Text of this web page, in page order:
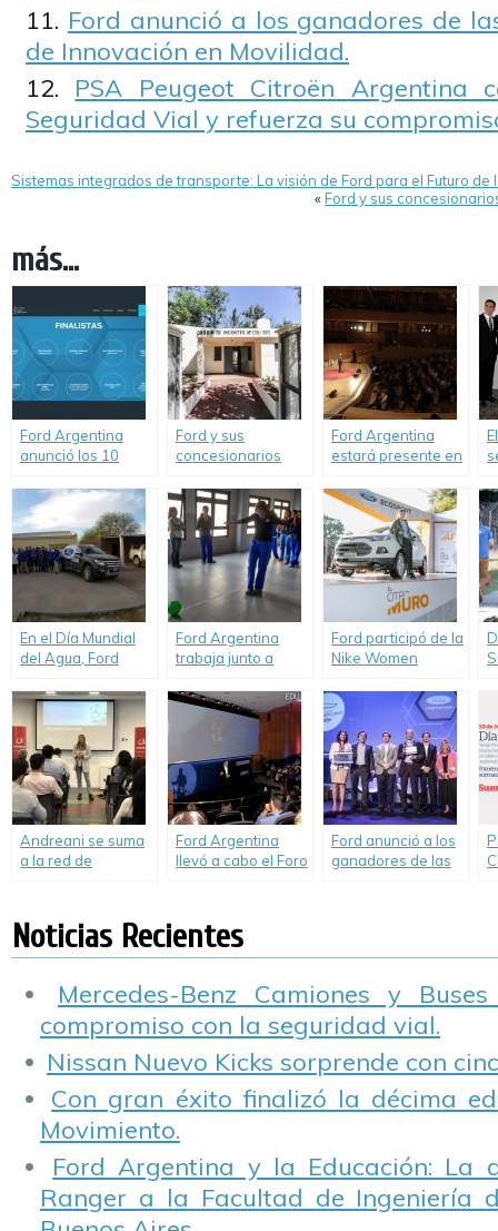
Ford anunció a los ganadores de
de Innovación en Movilidad.
PSA Peugeot Citroën
Seguridad Vial y refuerza su
Sistemas integrados de transporte: La visión de Ford para el Futuro de
«Ford y sus
más...
Ford Argentina
anunció los 10
Concurso Futuro de
la Movilidad
Ford y sus
concesionarios
21ª Escuela Rural.
Ford Argentina
estará presente en
En el Día Mundial
del Agua, Ford
compromiso con
quienes más la
necesitan.
Ford Argentina
trabaja junto a
Vida en el
desarrollo de
programas de
educación y
concientización
vial.
Ford participó de la
Nike Women
EcoSport como
Sponsor oficial.
Andreani se suma
a la red de
Mercedes-Benz
Argentina
Ford Argentina
llevó a cabo el Foro
Ford anunció a los
ganadores de las
Noticias Recientes
Mercedes-Benz Camiones y
compromiso con la seguridad vial.
Nissan Nuevo Kicks sorprende con
Con gran éxito finalizó la décima
Movimiento.
Ford Argentina y la Educación: La
Ranger a la Facultad de Ingeniería